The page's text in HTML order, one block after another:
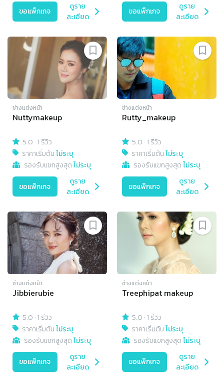
ขอแพ็กเกจ
ดูราย
ละเอียด
ขอแพ็กเกจ
ดูราย
ละเอียด
ช่างแต่งหน้า
Nuttymakeup
5.0 ·1 รีวิว
ราคาเริ่มต้นไม่ระบุ
รองรับแขกสูงสุดไม่ระบุ
ขอแพ็กเกจ
ดูราย
ละเอียด
ช่างแต่งหน้า
Rutty_makeup
5.0 ·1 รีวิว
ราคาเริ่มต้นไม่ระบุ
รองรับแขกสูงสุดไม่ระบุ
ขอแพ็กเกจ
ดูราย
ละเอียด
ช่างแต่งหน้า
Jibbierubie
5.0 ·1 รีวิว
ราคาเริ่มต้นไม่ระบุ
รองรับแขกสูงสุดไม่ระบุ
ขอแพ็กเกจ
ดูราย
ละเอียด
ช่างแต่งหน้า
Treephipat makeup
5.0 ·1 รีวิว
ราคาเริ่มต้นไม่ระบุ
รองรับแขกสูงสุดไม่ระบุ
ขอแพ็กเกจ
ดูราย
ละเอียด